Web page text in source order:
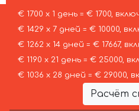
€ 1700 х 1 день = € 1700,
€ 1429 х 7 дней = € 10000,
€ 1262 х 14 дней = € 17667,
€ 1190 х 21 день = € 25000,
€ 1036 х 28 дней = € 29000,
Расчёт